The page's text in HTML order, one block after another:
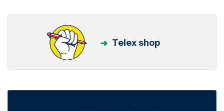
Telex shop